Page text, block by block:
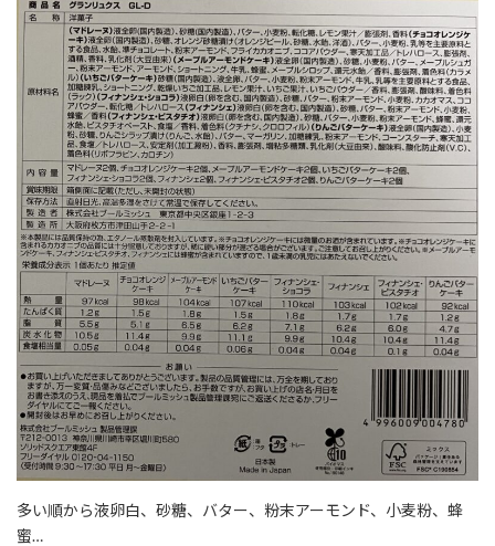
多い順から液卵白、砂糖、バター、粉末アーモンド、小麦粉、蜂
蜜…